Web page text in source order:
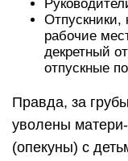
Отпускники,
рабочие
декретный
отпускные
Правда, за
уволены
(опекуны) с